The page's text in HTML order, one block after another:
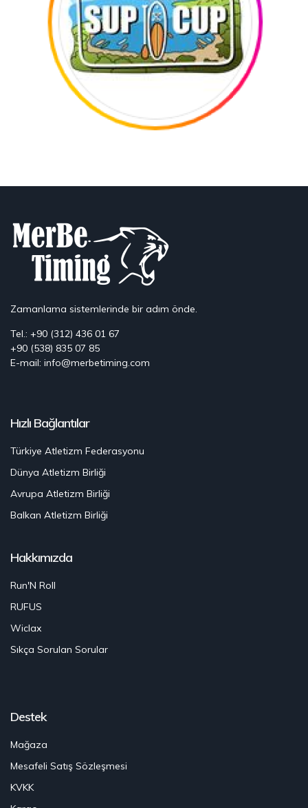
YÜZME YARIŞLARI
Zamanlama sistemlerinde bir adım önde.
Tel.: +90 (312) 436 01 67
+90 (538) 835 07 85
E-mail: info@merbetiming.com
Hızlı Bağlantılar
Türkiye Atletizm Federasyonu
Dünya Atletizm Birliği
Avrupa Atletizm Birliği
Balkan Atletizm Birliği
Hakkımızda
Run'N Roll
RUFUS
Wiclax
Sıkça Sorulan Sorular
Destek
Mağaza
Mesafeli Satış Sözleşmesi
KVKK